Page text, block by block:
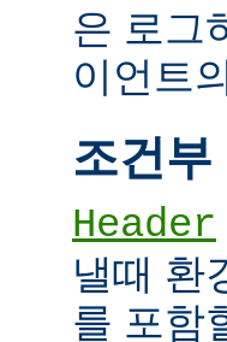
은 로그
이언트
조건부
Header
낼때 환
를 포함